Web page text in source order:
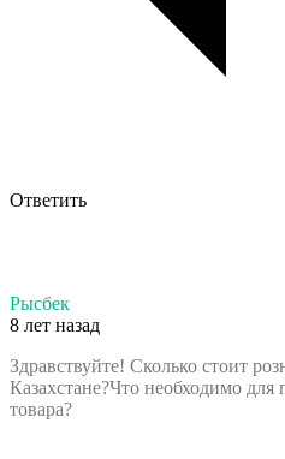
Ответить
Рысбек
8 лет назад
Здравствуйте! Сколько стоит
Казахстане?Что необходимо для
товара?